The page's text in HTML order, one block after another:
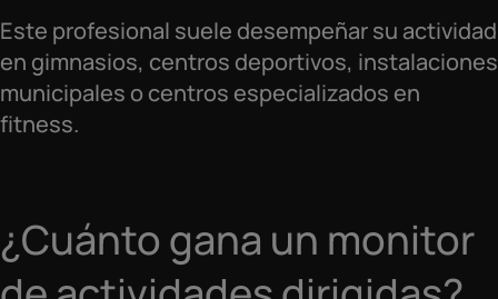
Este profesional suele desempeñar su actividad
en gimnasios, centros deportivos, instalaciones
municipales o centros especializados en
fitness.
¿Cuánto gana un monitor